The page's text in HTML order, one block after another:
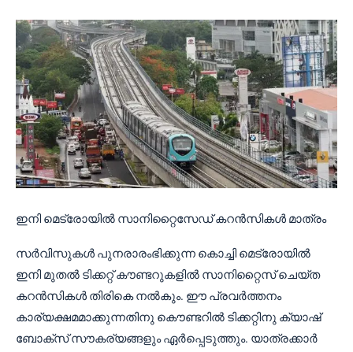
ഇനി മെട്രോയിൽ സാനിറ്റൈസേഡ് കറൻസികൾ മാത്രം
സർവിസുകൾ പുനരാരംഭിക്കുന്ന കൊച്ചി മെട്രോയിൽ
ഇനി മുതൽ ടിക്കറ്റ് കൗണ്ടറുകളിൽ സാനിറ്റൈസ് ചെയ്ത
കറൻസികൾ തിരികെ നൽകും. ഈ പ്രവർത്തനം
കാര്യക്ഷമമാക്കുന്നതിനു കൌണ്ടറിൽ ടിക്കറ്റിനു ക്യാഷ്
ബോക്സ് സൗകര്യങ്ങളും ഏർപ്പെടുത്തും. യാത്രക്കാർ